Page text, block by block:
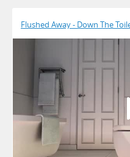
Flushed Away - Down The